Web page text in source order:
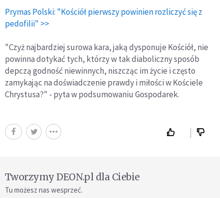
Prymas Polski: "Kościół pierwszy powinien rozliczyć się z
pedofilii" >>
"Czyż najbardziej surowa kara, jaką dysponuje Kościół, nie
powinna dotykać tych, którzy w tak diaboliczny sposób
depczą godność niewinnych, niszcząc im życie i często
zamykając na doświadczenie prawdy i miłości w Kościele
Chrystusa?" - pyta w podsumowaniu Gospodarek.
Tworzymy DEON.pl dla Ciebie
Tu możesz nas wesprzeć.